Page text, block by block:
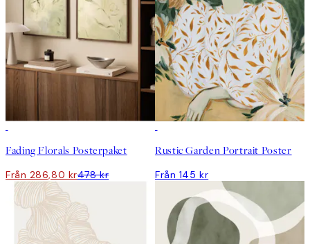
Fading Florals Posterpaket
Från 286,80 kr478 kr
Rustic Garden Portrait Poster
Från 145 kr